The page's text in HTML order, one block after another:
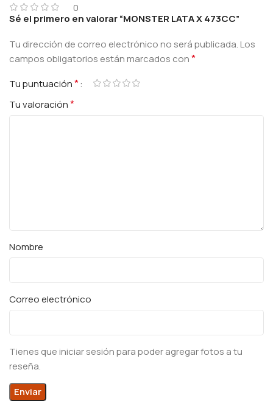
0
Sé el primero en valorar “MONSTER LATA X 473CC”
Tu dirección de correo electrónico no será publicada.Los
campos obligatorios están marcados con*
Tu puntuación*
Tu valoración*
Nombre
Correo electrónico
Tienes que iniciar sesión para poder agregar fotos a tu
reseña.